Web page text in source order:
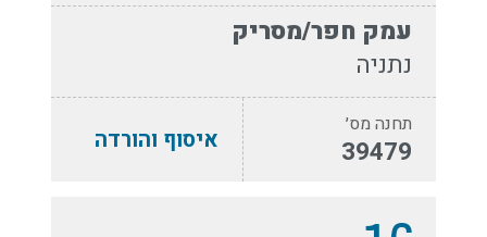
עמק חפר/מסריק
נתניה
תחנה מס׳
39479 איסוף והורדה